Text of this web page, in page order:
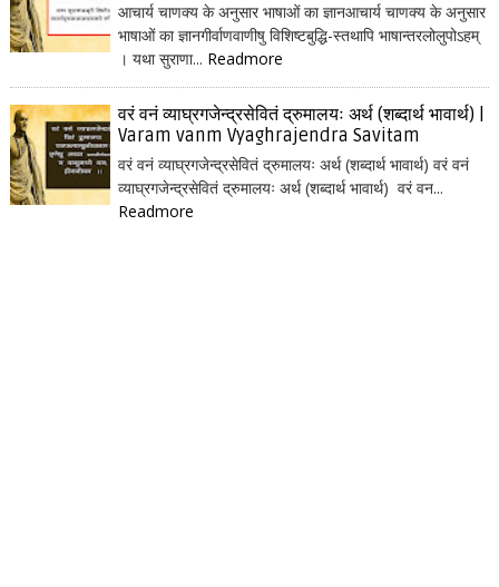
आचार्य चाणक्य के अनुसार भाषाओं का ज्ञानआचार्य चाणक्य के अनुसार
भाषाओं का ज्ञानगीर्वाणवाणीषु विशिष्टबुद्धि-स्तथापि भाषान्तरलोलुपोऽहम्
। यथा सुराणा... Readmore
वरं वनं व्याघ्रगजेन्द्रसेवितं द्रुमालयः अर्थ (शब्दार्थ भावार्थ) |
Varam vanm Vyaghrajendra Savitam
वरं वनं व्याघ्रगजेन्द्रसेवितं द्रुमालयः अर्थ (शब्दार्थ भावार्थ) वरं वनं
व्याघ्रगजेन्द्रसेवितं द्रुमालयः अर्थ (शब्दार्थ भावार्थ) वरं वन...
Readmore